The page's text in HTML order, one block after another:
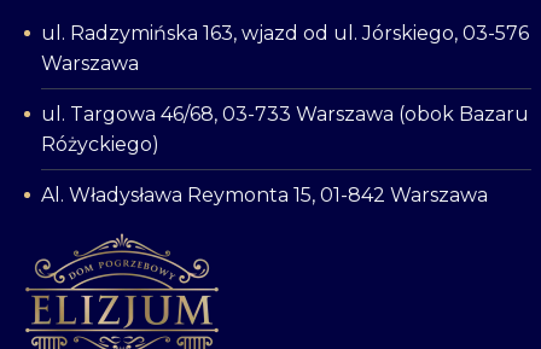
ul. Radzymińska 163, wjazd od ul. Jórskiego, 03-576
Warszawa
ul. Targowa 46/68, 03-733 Warszawa (obok Bazaru
Różyckiego)
Al. Władysława Reymonta 15, 01-842 Warszawa